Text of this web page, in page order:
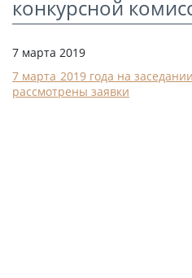
СТАТЬИ
КАЛЬКУЛЯТОР
ДОКУМЕНТЫ
конкурсной
7 марта 2019
7 марта 2019 года на
рассмотрены заявки